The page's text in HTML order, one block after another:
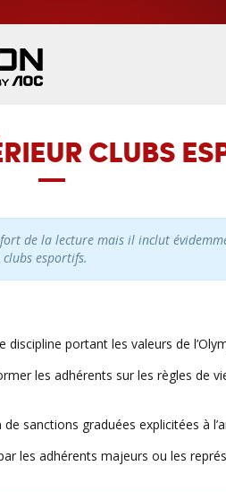
CLUBS
de la lecture mais il inclut
esportifs.
portant les valeurs de
les adhérents sur les règles de
sanctions graduées explicitées à
les adhérents majeurs ou les